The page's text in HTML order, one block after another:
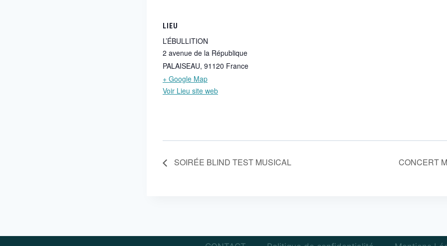
LIEU
L’ÉBULLITION
2 avenue de la République
PALAISEAU, 91120 France
+ Google Map
Voir Lieu site web
SOIRÉE BLIND TEST MUSICAL CONCERT